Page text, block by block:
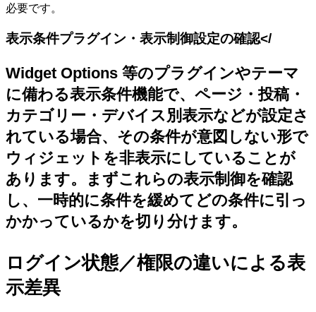
必要です。
表示条件プラグイン・表示制御設定の確認</
Widget Options 等のプラグインやテーマ
に備わる表示条件機能で、ページ・投稿・
カテゴリー・デバイス別表示などが設定さ
れている場合、その条件が意図しない形で
ウィジェットを非表示にしていることが
あります。まずこれらの表示制御を確認
し、一時的に条件を緩めてどの条件に引っ
かかっているかを切り分けます。
ログイン状態／権限の違いによる表
示差異